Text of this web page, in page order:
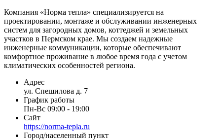
Компания «Норма тепла» специализируется на
проектировании, монтаже и обслуживании инженерных
систем для загородных домов, коттеджей и земельных
участков в Пермском крае. Мы создаем надежные
инженерные коммуникации, которые обеспечивают
комфортное проживание в любое время года с учетом
климатических особенностей региона.
Адрес
ул. Спешилова д. 7
График работы
Пн-Вс 09:00 - 19:00
Сайт
https://norma-tepla.ru
Город/населенный пункт